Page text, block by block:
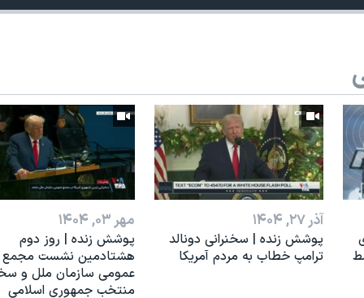
آذر ۲۷, ۱۴۰۴
پوشش زنده | سخنرانی دونالد
ترامپ خطاب به مردم آمریکا
مهر ۰۳, ۱۴۰۴
پوشش زنده | روز دوم
هشتادمین نشست مجمع
عمومی سازمان ملل و
منتخب جمهوری اسلامی